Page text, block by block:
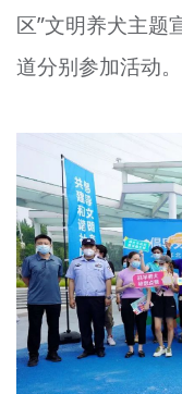
文明评论
北京宣传文化引导
宣传思想文化人才
专题
资料库
区”文明养犬主题
道分别参加活动。